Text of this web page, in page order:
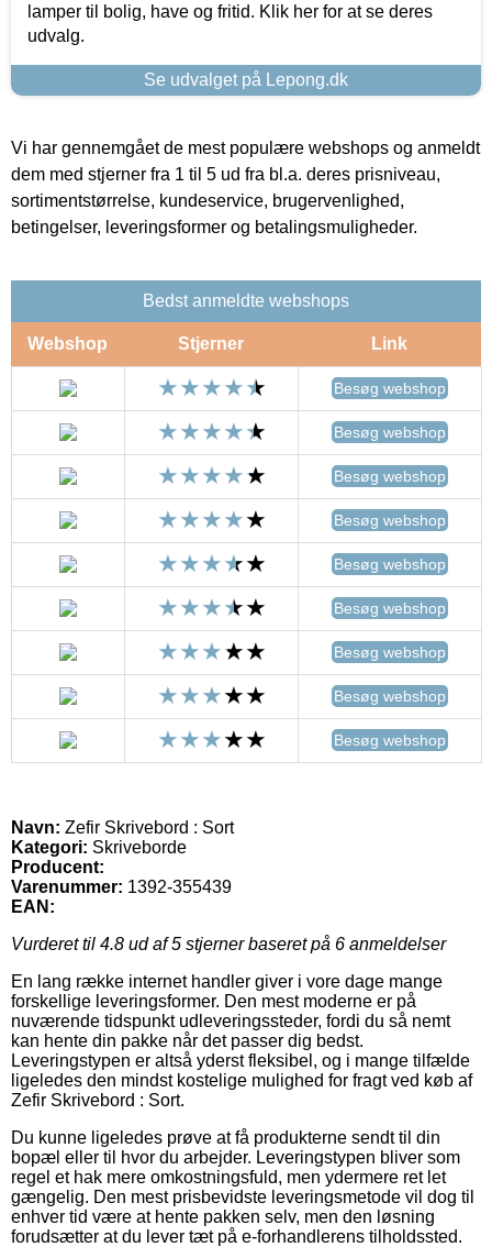
lamper til bolig, have og fritid. Klik her for at se deres
udvalg.
Se udvalget på Lepong.dk
Vi har gennemgået de mest populære webshops og anmeldt
dem med stjerner fra 1 til 5 ud fra bl.a. deres prisniveau,
sortimentstørrelse, kundeservice, brugervenlighed,
betingelser, leveringsformer og betalingsmuligheder.
Bedst anmeldte webshops
Webshop Stjerner Link
Besøg webshop
Besøg webshop
Besøg webshop
Besøg webshop
Besøg webshop
Besøg webshop
Besøg webshop
Besøg webshop
Besøg webshop
Navn: Zefir Skrivebord : Sort
Kategori: Skriveborde
Producent:
Varenummer: 1392-355439
EAN:
Vurderet til 4.8 ud af 5 stjerner baseret på 6 anmeldelser
En lang række internet handler giver i vore dage mange
forskellige leveringsformer. Den mest moderne er på
nuværende tidspunkt udleveringssteder, fordi du så nemt
kan hente din pakke når det passer dig bedst.
Leveringstypen er altså yderst fleksibel, og i mange tilfælde
ligeledes den mindst kostelige mulighed for fragt ved køb af
Zefir Skrivebord : Sort.
Du kunne ligeledes prøve at få produkterne sendt til din
bopæl eller til hvor du arbejder. Leveringstypen bliver som
regel et hak mere omkostningsfuld, men ydermere ret let
gængelig. Den mest prisbevidste leveringsmetode vil dog til
enhver tid være at hente pakken selv, men den løsning
forudsætter at du lever tæt på e-forhandlerens tilholdssted.